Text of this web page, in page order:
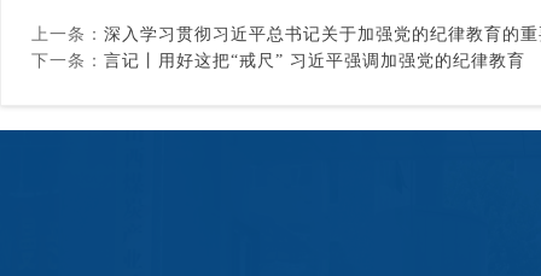
上一条： 深入学习贯彻习近平总书记关于加强党的纪律教育的
下一条： 言记丨用好这把“戒尺” 习近平强调加强党的纪律教育